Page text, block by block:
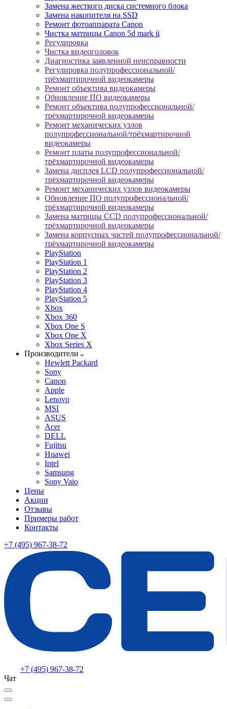
Замена жесткого диска системного блока
Замена накопителя на SSD
Ремонт фотоаппарата Canon
Чистка матрицы Canon 5d mark ii
Регулировка
Чистка видеоголовок
Диагностика заявленной неисправности
Регулировка полупрофессиональной/
трёхмартирочной видеокамеры
Ремонт объектива видеокамеры
Обновление ПО видеокамеры
Ремонт объектива полупрофессиональной/
трёхмартирочной видеокамеры
Ремонт механических узлов
полупрофессиональной/трёхмартирочной
видеокамеры
Ремонт платы полупрофессиональной/
трёхмартирочной видеокамеры
Замена дисплея LCD полупрофессиональной/
трёхмартирочной видеокамеры
Ремонт механических узлов видеокамеры
Обновление ПО полупрофессиональной/
трёхмартирочной видеокамеры
Замена матрицы CCD полупрофессиональной/
трёхмартирочной видеокамеры
Замена корпусных частей полупрофессиональной/
трёхмартирочной видеокамеры
PlayStation
PlayStation 1
PlayStation 2
PlayStation 3
PlayStation 4
PlayStation 5
Xbox
Xbox 360
Xbox One S
Xbox One X
Xbox Series X
Производители
Hewlett Packard
Sony
Canon
Apple
Lenovo
MSI
ASUS
Acer
DELL
Fujitsu
Huawei
Intel
Samsung
Sony Vaio
Цены
Акции
Отзывы
Примеры работ
Контакты
+7 (495) 967-38-72
+7 (495) 967-38-72
Чат